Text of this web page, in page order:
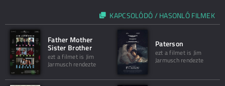
KAPCSOLÓDÓ / HASONLÓ FILMEK
Father Mother
Sister Brother
ezt a filmet is Jim
Jarmusch rendezte
Paterson
ezt a filmet is Jim
Jarmusch rendezte